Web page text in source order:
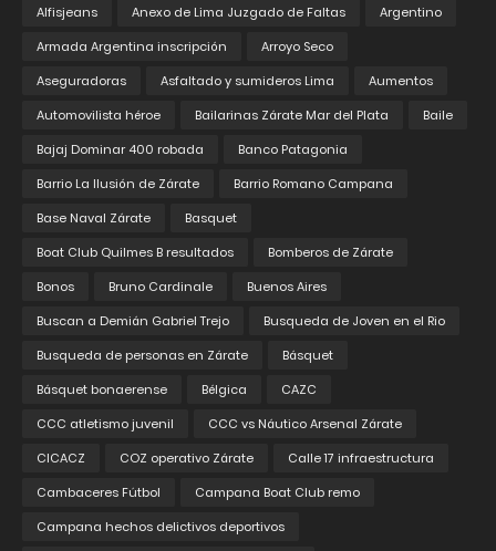
Alfisjeans
Anexo de Lima Juzgado de Faltas
Argentino
Armada Argentina inscripción
Arroyo Seco
Aseguradoras
Asfaltado y sumideros Lima
Aumentos
Automovilista héroe
Bailarinas Zárate Mar del Plata
Baile
Bajaj Dominar 400 robada
Banco Patagonia
Barrio La Ilusión de Zárate
Barrio Romano Campana
Base Naval Zárate
Basquet
Boat Club Quilmes B resultados
Bomberos de Zárate
Bonos
Bruno Cardinale
Buenos Aires
Buscan a Demián Gabriel Trejo
Busqueda de Joven en el Rio
Busqueda de personas en Zárate
Básquet
Básquet bonaerense
Bélgica
CAZC
CCC atletismo juvenil
CCC vs Náutico Arsenal Zárate
CICACZ
COZ operativo Zárate
Calle 17 infraestructura
Cambaceres Fútbol
Campana Boat Club remo
Campana hechos delictivos deportivos